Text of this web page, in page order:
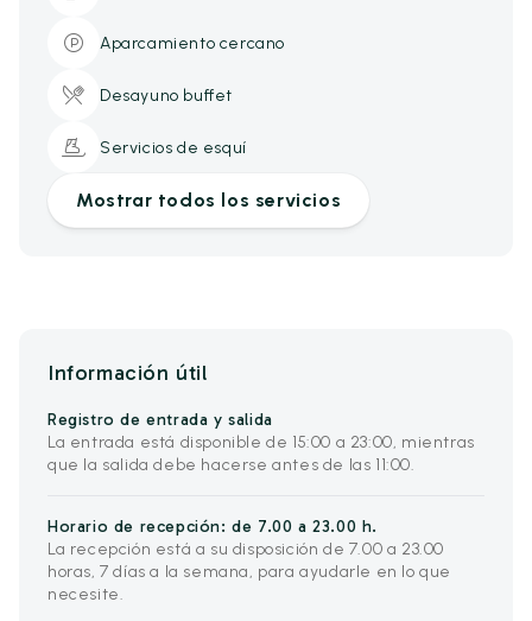
Aparcamiento cercano
Desayuno buffet
Servicios de esquí
Mostrar todos los servicios
Información útil
Registro de entrada y salida
La entrada está disponible de 15:00 a 23:00, mientras
que la salida debe hacerse antes de las 11:00.
Horario de recepción: de 7.00 a 23.00 h.
La recepción está a su disposición de 7.00 a 23.00
horas, 7 días a la semana, para ayudarle en lo que
necesite.